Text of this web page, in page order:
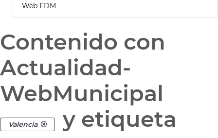
Web FDM
Contenido con
Actualidad-
WebMunicipal
Valencia y etiqueta